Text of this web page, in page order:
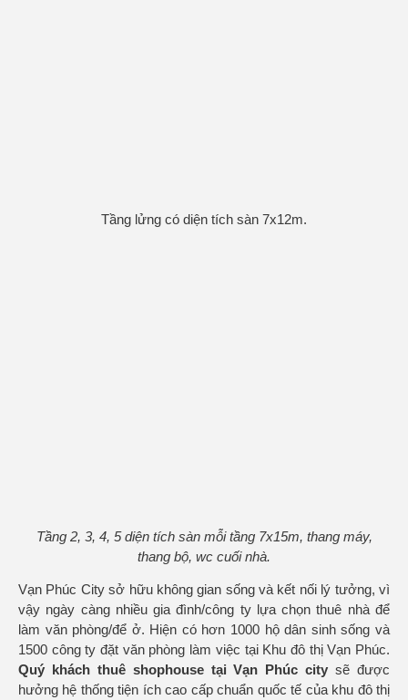
Tầng lửng có diện tích sàn 7x12m.
Tầng 2, 3, 4, 5 diện tích sàn mỗi tầng 7x15m, thang máy,
thang bộ, wc cuối nhà.
Vạn Phúc City sở hữu không gian sống và kết nối lý tưởng, vì
vậy ngày càng nhiều gia đình/công ty lựa chọn thuê nhà để
làm văn phòng/để ở. Hiện có hơn 1000 hộ dân sinh sống và
1500 công ty đặt văn phòng làm việc tại Khu đô thị Vạn Phúc.
Quý khách thuê shophouse tại Vạn Phúc city sẽ được
hưởng hệ thống tiện ích cao cấp chuẩn quốc tế của khu đô thị